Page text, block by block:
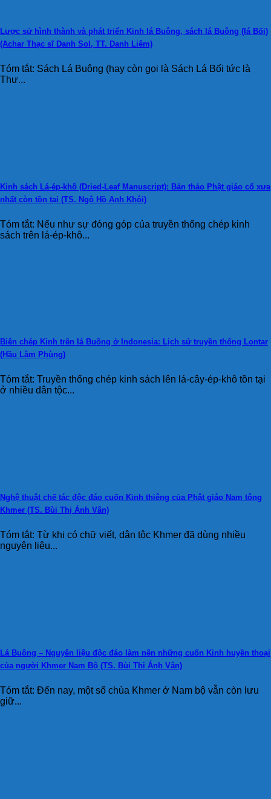
Lược sử hình thành và phát triển Kinh lá Buông, sách lá Buông (lá Bối)
(Achar Thạc sĩ Danh Sol, TT. Danh Liêm)
Tóm tắt: Sách Lá Buông (hay còn gọi là Sách Lá Bối tức là
Thư...
Kinh sách Lá-ép-khô (Dried-Leaf Manuscript): Bản thảo Phật giáo cổ xưa
nhất còn tồn tại (TS. Ngô Hồ Anh Khôi)
Tóm tắt: Nếu như sự đóng góp của truyền thống chép kinh
sách trên lá-ép-khô...
Biên chép Kinh trên lá Buông ở Indonesia: Lịch sử truyền thống Lontar
(Hầu Lâm Phùng)
Tóm tắt: Truyền thống chép kinh sách lên lá-cây-ép-khô tồn tại
ở nhiều dân tộc...
Nghệ thuật chế tác độc đáo cuốn Kinh thiêng của Phật giáo Nam tông
Khmer (TS. Bùi Thị Ánh Vân)
Tóm tắt: Từ khi có chữ viết, dân tộc Khmer đã dùng nhiều
nguyên liệu...
Lá Buông – Nguyên liệu độc đáo làm nên những cuốn Kinh huyền thoại
của người Khmer Nam Bộ (TS. Bùi Thị Ánh Vân)
Tóm tắt: Đến nay, một số chùa Khmer ở Nam bộ vẫn còn lưu
giữ...